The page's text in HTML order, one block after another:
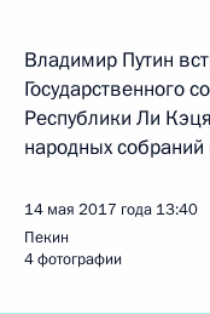
Владимир Путин
Государственного
Республики Ли
народных собраний
14 мая 2017 года 13:40
Пекин
4 фотографии